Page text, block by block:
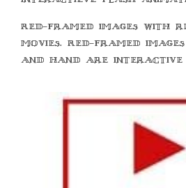
Red-framed images with
movies. Red-framed
and hand are interactive